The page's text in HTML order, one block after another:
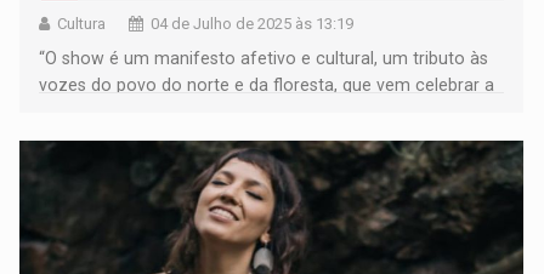
Cultura 04 de Julho de 2025 às 13:19
“O show é um manifesto afetivo e cultural, um tributo às
vozes do povo do norte e da floresta, que vem celebrar a